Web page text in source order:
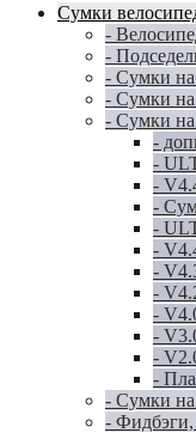
Сумки
-
-
- Сумки
- Сумки на
- Сумки на
-
-
-
-
-
-
-
-
-
-
-
-
- Сумки на
- Фидбэги,